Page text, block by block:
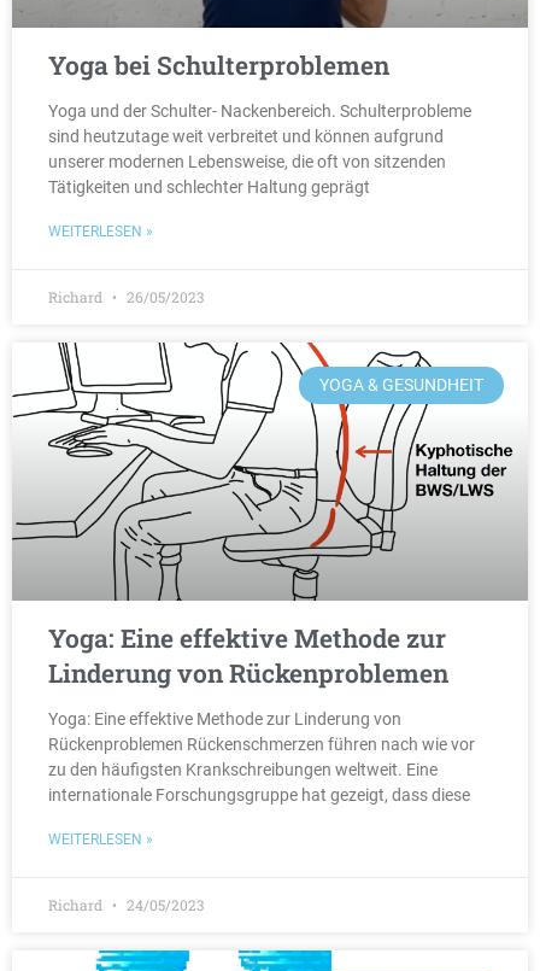
Yoga bei Schulterproblemen
Yoga und der Schulter- Nackenbereich. Schulterprobleme
sind heutzutage weit verbreitet und können aufgrund
unserer modernen Lebensweise, die oft von sitzenden
Tätigkeiten und schlechter Haltung geprägt
WEITERLESEN »
Richard 26/05/2023
YOGA & GESUNDHEIT
Yoga: Eine effektive Methode zur
Linderung von Rückenproblemen
Yoga: Eine effektive Methode zur Linderung von
Rückenproblemen Rückenschmerzen führen nach wie vor
zu den häufigsten Krankschreibungen weltweit. Eine
internationale Forschungsgruppe hat gezeigt, dass diese
WEITERLESEN »
Richard 24/05/2023